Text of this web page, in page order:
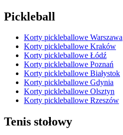
Pickleball
Korty pickleballowe Warszawa
Korty pickleballowe Kraków
Korty pickleballowe Łódź
Korty pickleballowe Poznań
Korty pickleballowe Białystok
Korty pickleballowe Gdynia
Korty pickleballowe Olsztyn
Korty pickleballowe Rzeszów
Tenis stołowy